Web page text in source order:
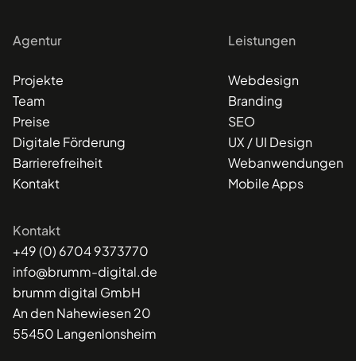
Agentur
Projekte
Team
Preise
Digitale Förderung
Barrierefreiheit
Kontakt
Leistungen
Webdesign
Branding
SEO
UX / UI Design
Webanwendungen
Mobile Apps
Kontakt
+49 (0) 6704 9373770
info@brumm-digital.de
brumm digital GmbH
An den Nahewiesen 20
55450 Langenlonsheim